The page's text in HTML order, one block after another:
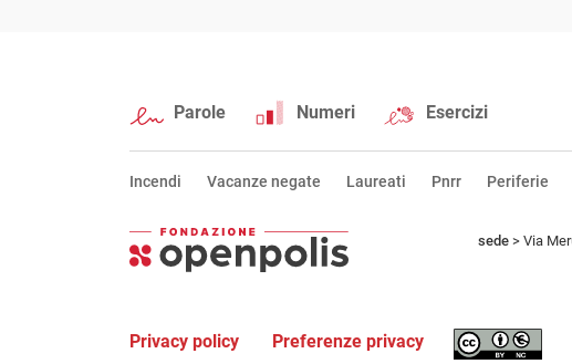
Parole Numeri Esercizi
Incendi Vacanze negate Laureati Pnrr Periferie
sede > Via
Privacy policy Preferenze privacy